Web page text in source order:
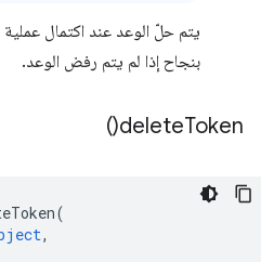
يتم حلّ الوعد عند اكتمال
بنجاح إذا لم يتم رفض الوعد.
deleteToken(
)
(
,